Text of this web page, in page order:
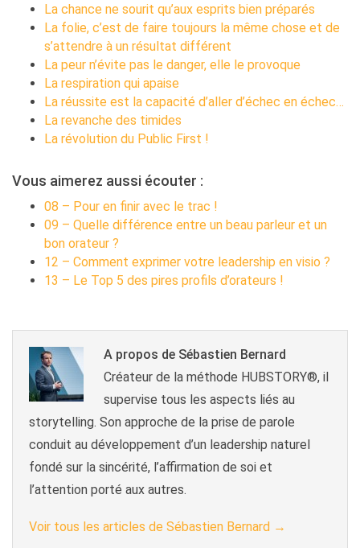
La chance ne sourit qu’aux esprits bien préparés
La folie, c’est de faire toujours la même chose et de
s’attendre à un résultat différent
La peur n’évite pas le danger, elle le provoque
La respiration qui apaise
La réussite est la capacité d’aller d’échec en échec…
La revanche des timides
La révolution du Public First !
Vous aimerez aussi écouter :
08 – Pour en finir avec le trac !
09 – Quelle différence entre un beau parleur et un
bon orateur ?
12 – Comment exprimer votre leadership en visio ?
13 – Le Top 5 des pires profils d’orateurs !
A propos de Sébastien Bernard
Créateur de la méthode HUBSTORY®, il
supervise tous les aspects liés au
storytelling. Son approche de la prise de parole
conduit au développement d’un leadership naturel
fondé sur la sincérité, l’affirmation de soi et
l’attention porté aux autres.
Voir tous les articles de Sébastien Bernard →